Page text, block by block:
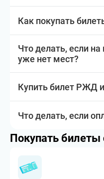
Как покупать
Что делать, если
уже нет мест?
Купить билет РЖД
Что делать, если
Покупать билеты